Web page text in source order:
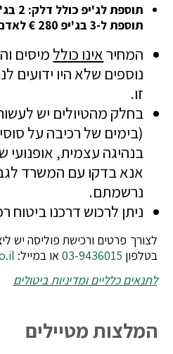
תוספת ל-3 בג'יפ 280 € לאדם
המחיראינו כולל מיסים
נוספים שלא היו ידועים
זו.
בחלק מהטיולים יש
(בימים של רכיבה על
בנהיגה עצמית, אופנועי
אנא בדקו עם המשרד
נרשמתם.
ניתן לרכוש דרכנו ביטוח
לצורך פרטים ורכישת פוליסה יש
בטלפון 03-9436015 או במייל:
לתנאים כלליים ומדיניות ביטולים
המלצות מטיילים